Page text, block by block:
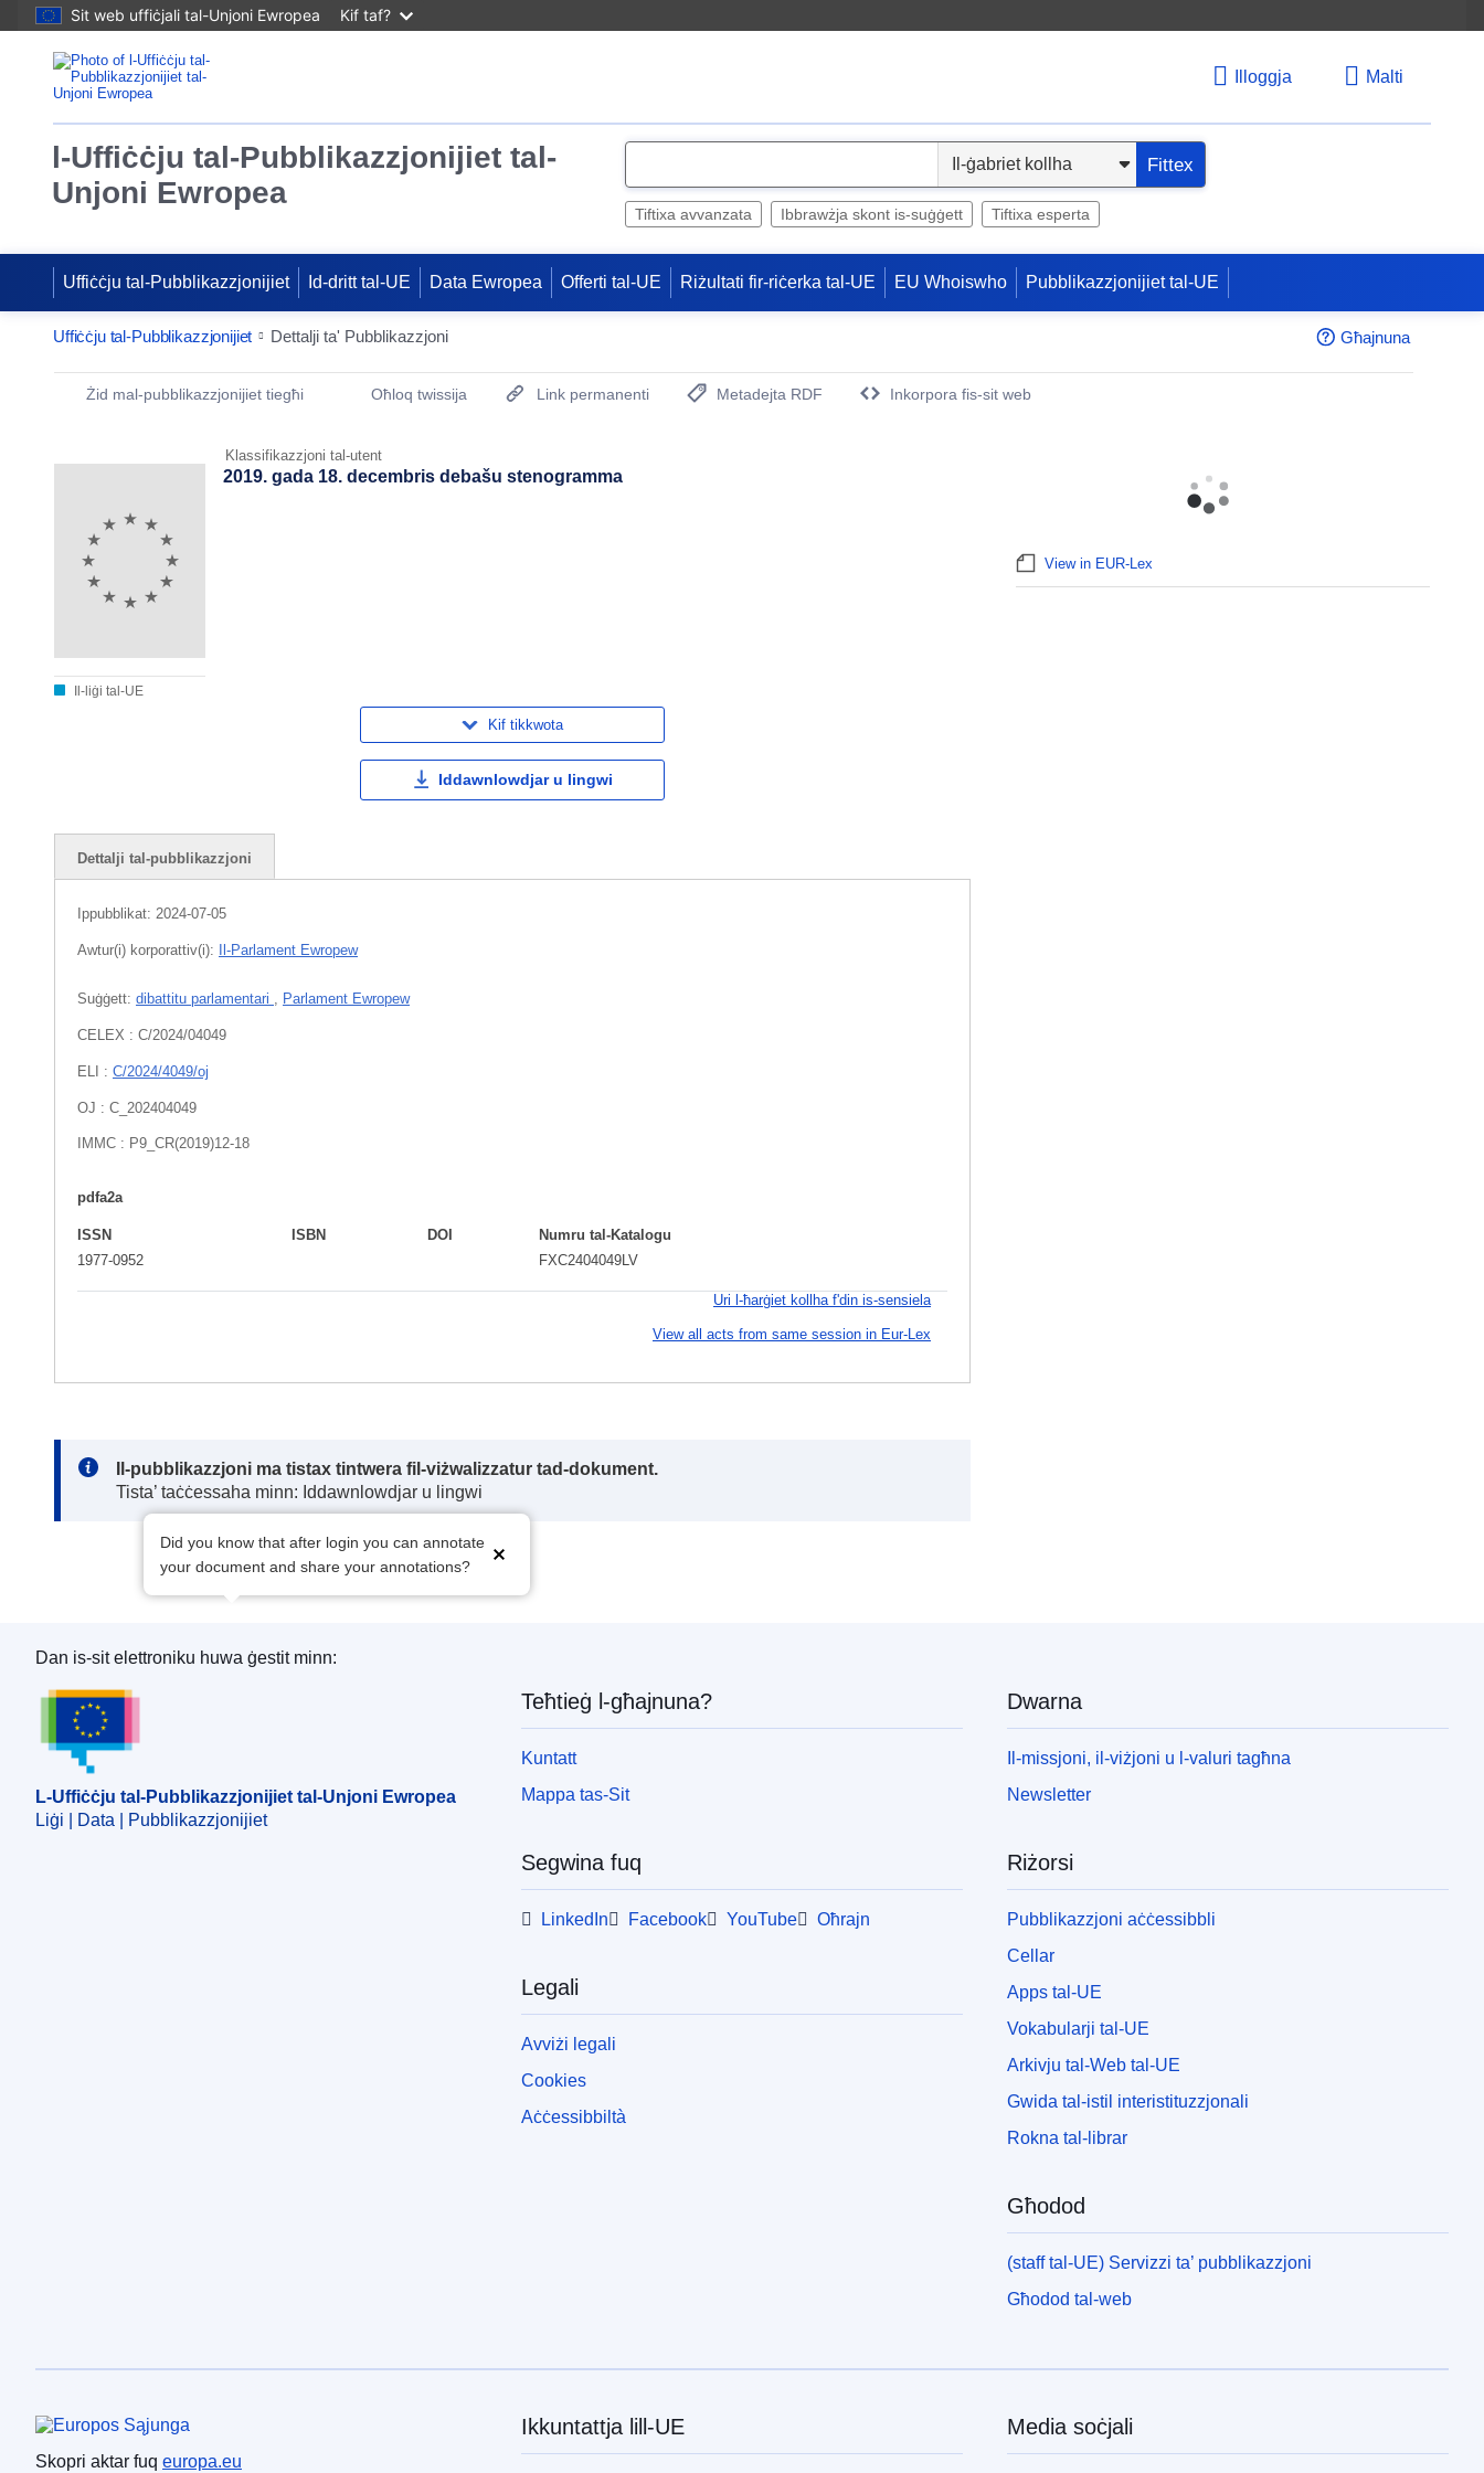
Sit web uffiċjali tal-Unjoni Ewropea Kif taf?
Illoggja Malti
l-Uffiċċju tal-Pubblikazzjonijiet tal-
Unjoni Ewropea
e
Fittex
Tiftixa avvanzata Ibbrawżja skont is-suġġett Tiftixa esperta
Uffiċċju tal-Pubblikazzjonijiet Id-dritt tal-UE Data Ewropea Offerti tal-UE Riżultati fir-riċerka tal-UE EU Whoiswho Pubblikazzjonijiet tal-UE
Uffiċċju tal-Pubblikazzjonijiet Dettalji ta' Pubblikazzjoni Għajnuna
Publication Detail Actions Portlet
Żid mal-pubblikazzjonijiet tiegħi Oħloq twissija Link permanenti
Metadejta RDF
Inkorpora fis-sit web
Klassifikazzjoni tal-utent
Il-liġi tal-UE
2019. gada 18. decembris debašu stenogramma
Kif tikkwota
Iddawnlowdjar u lingwi
Dettalji tal-pubblikazzjoni
Ippubblikat: 2024-07-05
Awtur(i) korporattiv(i): Il-Parlament Ewropew
Suġġett: dibattitu parlamentari , Parlament Ewropew
CELEX : C/2024/04049
ELI : C/2024/4049/oj
OJ : C_202404049
IMMC : P9_CR(2019)12-18
pdfa2a
ISSN
1977-0952
ISBN DOI
Numru tal-Katalogu
FXC2404049LV
Uri l-ħarġiet kollha f'din is-sensiela
View all acts from same session in Eur-Lex
Note:
Il-pubblikazzjoni ma tistax tintwera fil-viżwalizzatur tad-dokument.
Tista’ taċċessaha minn: Iddawnlowdjar u lingwi
Did you know that after login you can annotate
your document and share your annotations?
View in EUR-Lex
L-Uffiċċju tal-Pubblikazzjonijiet tal-Unjoni Ewropea
Dan is-sit elettroniku huwa ġestit minn:
L-Uffiċċju tal-Pubblikazzjonijiet tal-Unjoni Ewropea
Liġi | Data | Pubblikazzjonijiet
Teħtieġ l-għajnuna?
Kuntatt
Mappa tas-Sit
Segwina fuq
LinkedIn Facebook YouTube Oħrajn
Legali
Avviżi legali
Cookies
Aċċessibbiltà
Dwarna
Il-missjoni, il-viżjoni u l-valuri tagħna
Newsletter
Riżorsi
Pubblikazzjoni aċċessibbli
Cellar
Apps tal-UE
Vokabularji tal-UE
Arkivju tal-Web tal-UE
Gwida tal-istil interistituzzjonali
Rokna tal-librar
Għodod
(staff tal-UE) Servizzi ta’ pubblikazzjoni
Għodod tal-web
Unjoni Ewropea
Skopri aktar fuq europa.eu
Ikkuntattja lill-UE Media soċjali